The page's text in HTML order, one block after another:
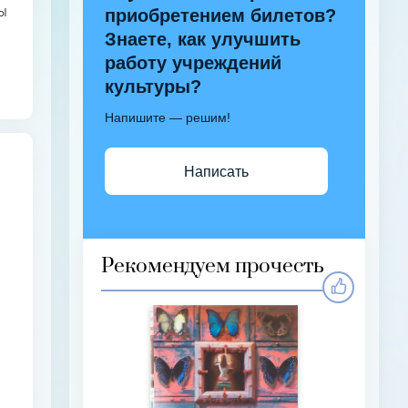
приобретением билетов?
Знаете, как улучшить
работу учреждений
культуры?
Напишите — решим!
Написать
Рекомендуем прочесть